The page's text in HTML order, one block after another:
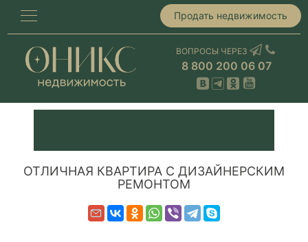
Продать недвижимость
ВОПРОСЫ ЧЕРЕЗ
8 800 200 06 07
ОТЛИЧНАЯ КВАРТИРА С ДИЗАЙНЕРСКИМ
РЕМОНТОМ